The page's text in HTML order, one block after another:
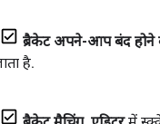
ब्रैकेट अपने-आप बंद होने
है.